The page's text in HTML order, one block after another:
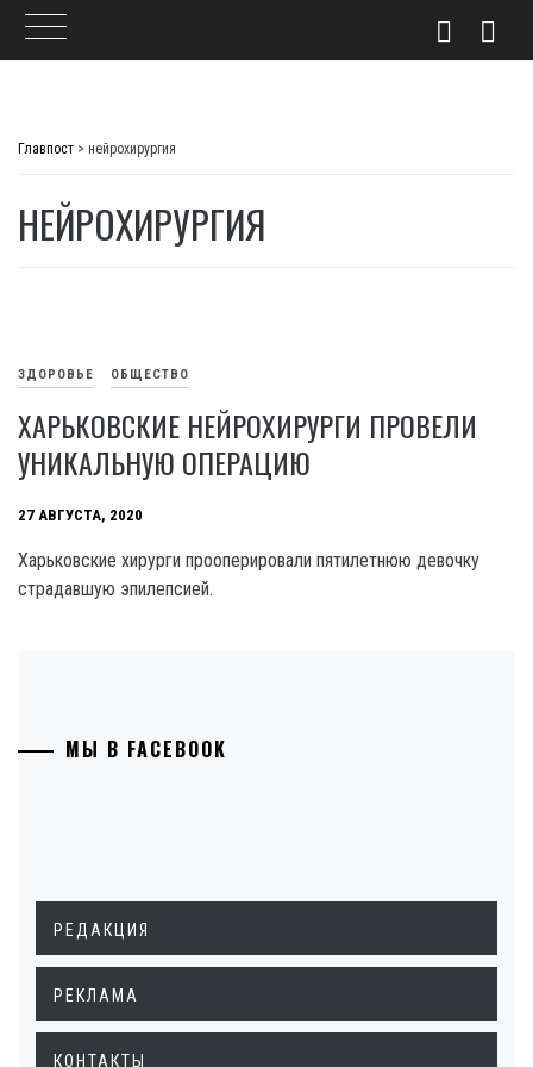
Главпост > нейрохирургия
НЕЙРОХИРУРГИЯ
ЗДОРОВЬЕ ОБЩЕСТВО
ХАРЬКОВСКИЕ НЕЙРОХИРУРГИ ПРОВЕЛИ
УНИКАЛЬНУЮ ОПЕРАЦИЮ
27 АВГУСТА, 2020
Харьковские хирурги прооперировали пятилетнюю девочку
страдавшую эпилепсией.
МЫ В FACEBOOK
РЕДАКЦИЯ
РЕКЛАМА
КОНТАКТЫ